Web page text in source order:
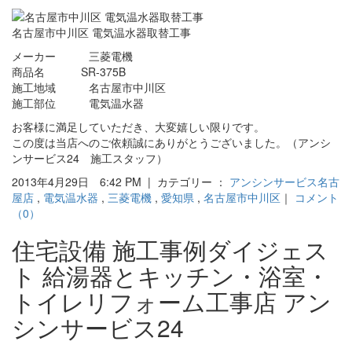
名古屋市中川区 電気温水器取替工事
メーカー 三菱電機
商品名 SR-375B
施工地域 名古屋市中川区
施工部位 電気温水器
お客様に満足していただき、大変嬉しい限りです。
この度は当店へのご依頼誠にありがとうございました。（アンシ
ンサービス24 施工スタッフ）
2013年4月29日 6:42 PM | カテゴリー ： アンシンサービス名古
屋店 , 電気温水器 , 三菱電機 , 愛知県 , 名古屋市中川区 ｜ コメント
（0）
住宅設備 施工事例ダイジェス
ト 給湯器とキッチン・浴室・
トイレリフォーム工事店 アン
シンサービス24